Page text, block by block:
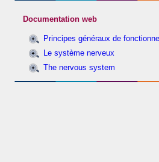
Documentation web
Principes généraux de
Le système nerveux
The nervous system